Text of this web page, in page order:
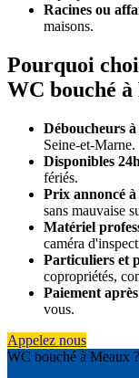
Racines ou
maisons.
Pourquoi
WC bouché
Déboucheurs
Seine-et-Marne.
Disponibles
fériés.
Prix annoncé
sans mauvaise
Matériel
caméra
Particuliers et
copropriétés,
Paiement
vous.
Appelez nous
WC bouché à Meaux